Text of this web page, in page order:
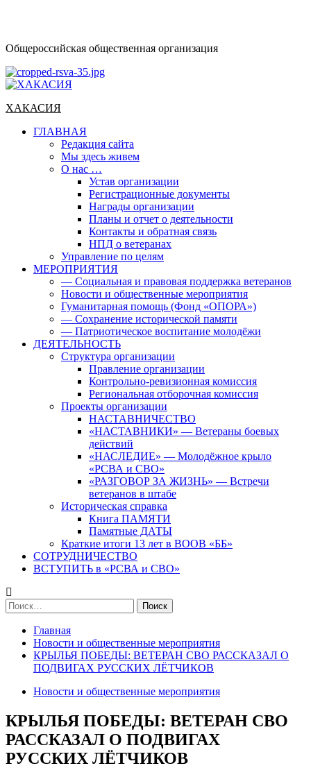
Общероссийская общественная организация
Основное
ХАКАСИЯ
ГЛАВНАЯ
Редакция сайта
Мы здесь живем
О нас …
Устав организации
Регистрационные документы
Награды организации
Планы и отчет о деятельности
Контакты и обратная связь
НПД о ветеранах
Управление по целям
МЕРОПРИЯТИЯ
— Социальная и правовая поддержка ветеранов
Новости и общественные мероприятия
Гуманитарная помощь (Фонд «ОПОРА»)
— Сохранение исторической памяти
— Патриотическое воспитание молодёжи
ДЕЯТЕЛЬНОСТЬ
Структура организации
Правление организации
Контрольно-ревизионная комиссия
Региональная отборочная комиссия
Проекты организации
НАСТАВНИЧЕСТВО
«НАСТАВНИКИ» — Ветераны боевых
действий
«НАСЛЕДИЕ» — Молодёжное крыло
«РСВА и СВО»
«РАЗГОВОР ЗА ЖИЗНЬ» — Встречи
ветеранов в штабе
Историческая справка
Книга ПАМЯТИ
Памятные ДАТЫ
Краткие итоги 13 лет в ВООВ «ББ»
СОТРУДНИЧЕСТВО
ВСТУПИТЬ в «РСВА и СВО»
Найти:
Главная
Новости и общественные мероприятия
КРЫЛЬЯ ПОБЕДЫ: ВЕТЕРАН СВО РАССКАЗАЛ О
ПОДВИГАХ РУССКИХ ЛЁТЧИКОВ
Новости и общественные мероприятия
КРЫЛЬЯ ПОБЕДЫ: ВЕТЕРАН СВО
РАССКАЗАЛ О ПОДВИГАХ
РУССКИХ ЛЁТЧИКОВ